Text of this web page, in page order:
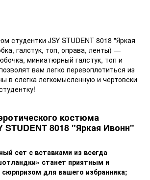
студентки JSY STUDENT 8018 "Яркая
галстук, топ, оправа, ленты) —
миниатюрный галстук, топ и
вам легко перевоплотиться из
в слегка легкомысленную и чертовски
костюма
STUDENT 8018 "Яркая Ивонн"
сет с вставками из всегда
станет приятным и
для вашего избранника;